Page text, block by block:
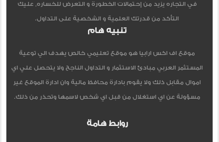
في التجاره يزيد من إحتمالات الخطورة و التعرض للخساره, عليك
التأكد من قدرتك العلمية و الشخصية على التداول.
تنبيه هام
موقع اف اكس ارابيا هو موقع تعليمي خالص يهدف الي توعية
المستثمر العربي مبادئ الاستثمار و التداول الناجح ولا يتحصل علي اي
اموال مقابل ذلك ولا يقوم بادارة محافظ مالية وان ادارة الموقع غير
مسؤولة عن اي استغلال من قبل اي شخص لاسمها وتحذر من ذلك.
روابط هامة